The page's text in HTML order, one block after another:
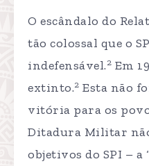
O escândalo do
tão colossal que o
indefensável.2 Em
extinto.2 Esta não
vitória para os
Ditadura Militar
objetivos do SPI – a